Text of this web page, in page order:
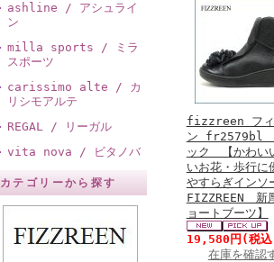
ashline / アシュライ
ン
milla sports / ミラ
スポーツ
carissimo alte / カ
リシモアルテ
REGAL / リーガル
vita nova / ビタノバ
カテゴリーから探す
fizzreen フィ
ン fr2579bl
ック 【かわい
いお花・歩行に
やすらぎインソ
FIZZREEN 新
ョートブーツ】
19,580円 (税
在庫を確認